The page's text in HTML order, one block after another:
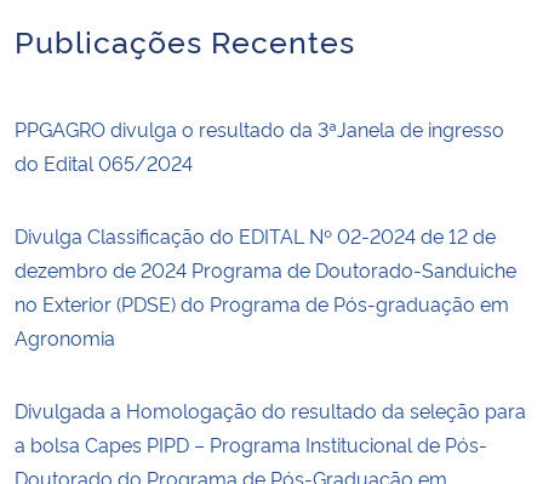
Publicações Recentes
PPGAGRO divulga o resultado da 3ªJanela de ingresso
do Edital 065/2024
Divulga Classificação do EDITAL Nº 02-2024 de 12 de
dezembro de 2024 Programa de Doutorado-Sanduiche
no Exterior (PDSE) do Programa de Pós-graduação em
Agronomia
Divulgada a Homologação do resultado da seleção para
a bolsa Capes PIPD – Programa Institucional de Pós-
Doutorado do Programa de Pós-Graduação em